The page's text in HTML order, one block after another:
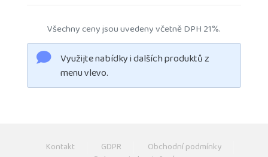
Všechny ceny jsou uvedeny včetně DPH 21%.
Využijte nabídky i dalších produktů z
menu vlevo.
Kontakt GDPR Obchodní podmínky